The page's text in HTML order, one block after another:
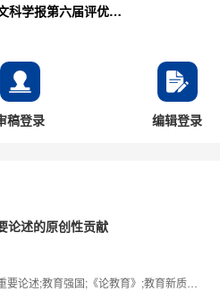
重庆大学期刊社在全国高校文科学报第六届评优活动中获佳绩
稿登录 编辑登录
论述的原创性贡献
育强国;《论教育》;教育新质生产力;教育人工智能